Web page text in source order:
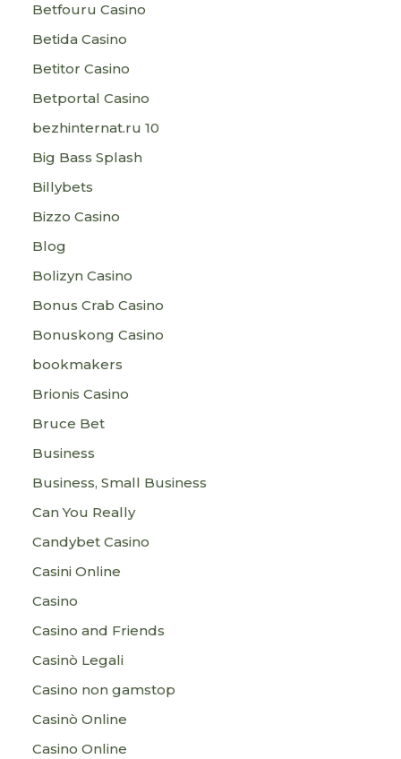
Betfouru Casino
Betida Casino
Betitor Casino
Betportal Casino
bezhinternat.ru 10
Big Bass Splash
Billybets
Bizzo Casino
Blog
Bolizyn Casino
Bonus Crab Casino
Bonuskong Casino
bookmakers
Brionis Casino
Bruce Bet
Business
Business, Small Business
Can You Really
Candybet Casino
Casini Online
Casino
Casino and Friends
Casinò Legali
Casino non gamstop
Casinò Online
Casino Online